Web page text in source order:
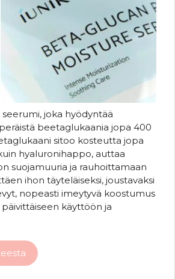
joka hyödyntää
beetaglukaania jopa 400
sitoo kosteutta jopa
hyaluronihappo, auttaa
suojamuuria ja rauhoittamaan
ihon täyteläiseksi, joustavaksi
nopeasti imeytyvä koostumus
käyttöön ja